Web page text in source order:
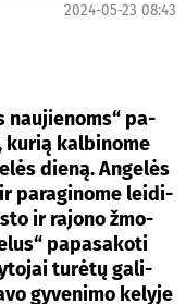
2024-05-23 08:43
nau­jie­noms“ pa­
kurią kalbinome
die­ną. An­ge­lės
pa­ra­gi­no­me lei­di­
ir ra­jo­no žmo­
pa­pa­sa­ko­ti
tu­rė­tų ga­li­
gy­ve­ni­mo ke­ly­je